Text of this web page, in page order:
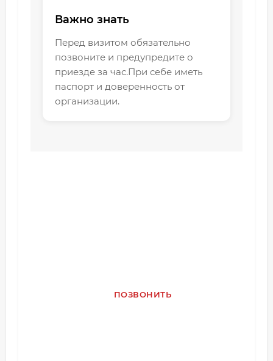
Важно знать
Перед визитом обязательно
позвоните и предупредите о
приезде за час.При себе иметь
паспорт и доверенность от
организации.
ПОЗВОНИТЬ